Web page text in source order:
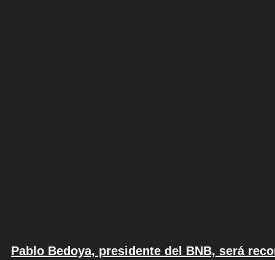
Pablo Bedoya, presidente del BNB, será